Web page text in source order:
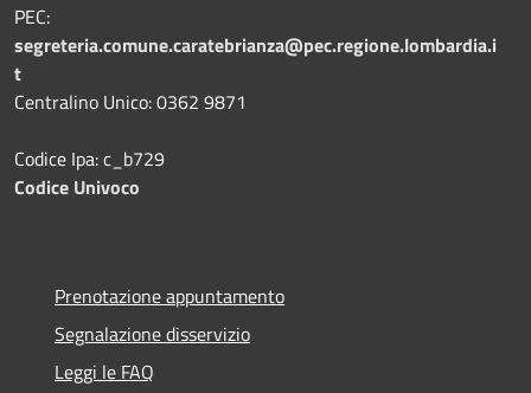
PEC:
segreteria.comune.caratebrianza@pec.regione.lombardia.i
t
Centralino Unico: 0362 9871
Codice Ipa: c_b729
Codice Univoco
Prenotazione appuntamento
Segnalazione disservizio
Leggi le FAQ